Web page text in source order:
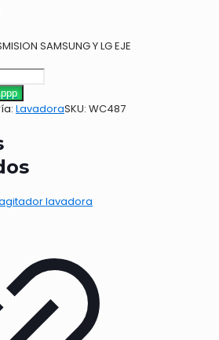
SAMSUNG Y LG EJE
LavadoraSKU: WC487